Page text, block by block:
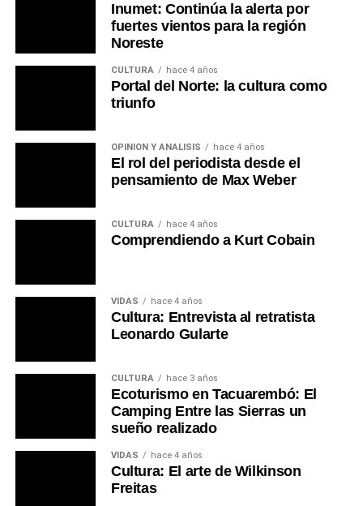
Inumet: Continúa la alerta por
fuertes vientos para la región
Noreste
CULTURA hace 4 años
Portal del Norte: la cultura como
triunfo
OPINIÓN Y ANÁLISIS hace 4 años
El rol del periodista desde el
pensamiento de Max Weber
CULTURA hace 4 años
Comprendiendo a Kurt Cobain
VIDAS hace 4 años
Cultura: Entrevista al retratista
Leonardo Gularte
CULTURA hace 3 años
Ecoturismo en Tacuarembó: El
Camping Entre las Sierras un
sueño realizado
VIDAS hace 4 años
Cultura: El arte de Wilkinson
Freitas